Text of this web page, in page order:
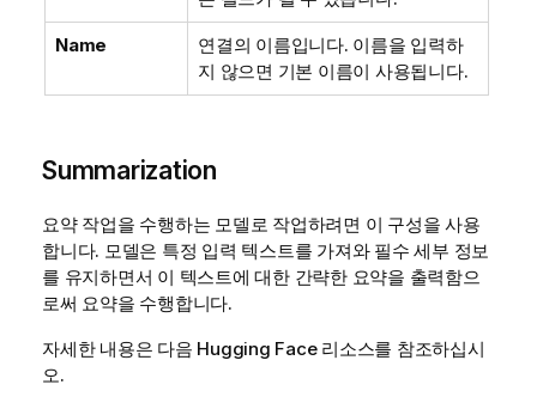
Name
연결의 이름입니다. 이름을 입력하
지 않으면 기본 이름이 사용됩니다.
Summarization
요약 작업을 수행하는 모델로 작업하려면 이 구성을 사용
합니다. 모델은 특정 입력 텍스트를 가져와 필수 세부 정보
를 유지하면서 이 텍스트에 대한 간략한 요약을 출력함으
로써 요약을 수행합니다.
자세한 내용은 다음 Hugging Face리소스를 참조하십시
오.